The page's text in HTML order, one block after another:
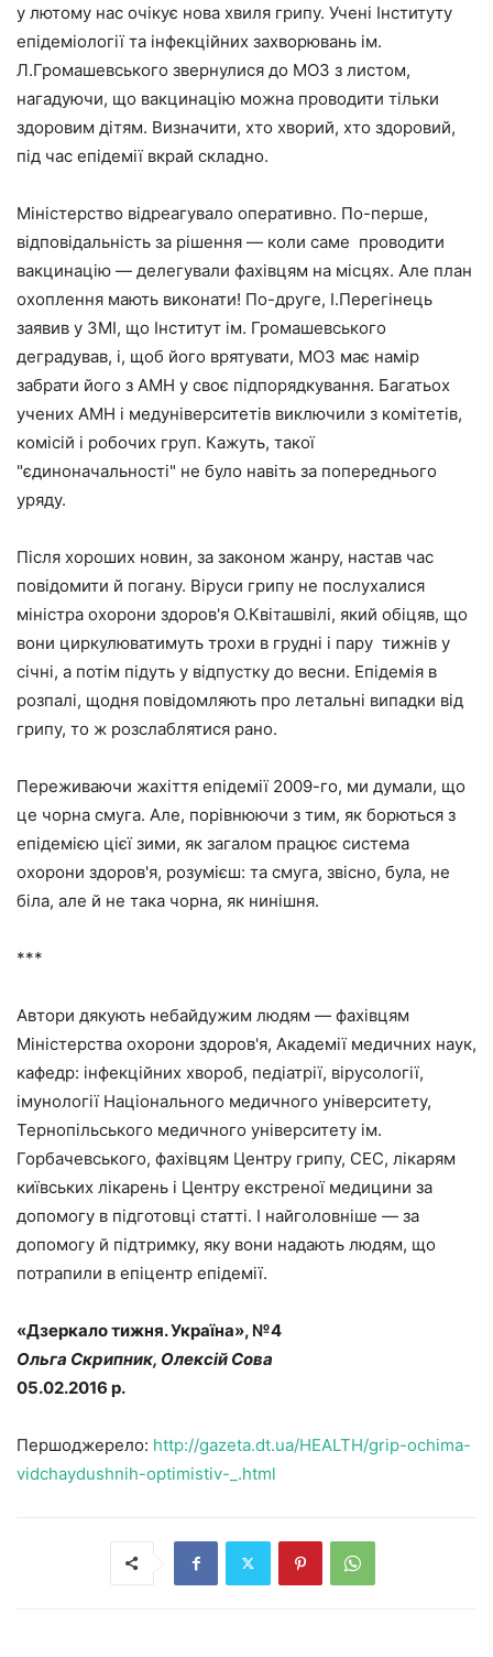
у лютому нас очікує нова хвиля грипу. Учені Інституту
епідеміології та інфекційних захворювань ім.
Л.Громашевського звернулися до МОЗ з листом,
нагадуючи, що вакцинацію можна проводити тільки
здоровим дітям. Визначити, хто хворий, хто здоровий,
під час епідемії вкрай складно.
Міністерство відреагувало оперативно. По-перше,
відповідальність за рішення — коли саме проводити
вакцинацію — делегували фахівцям на місцях. Але план
охоплення мають виконати! По-друге, І.Перегінець
заявив у ЗМІ, що Інститут ім. Громашевського
деградував, і, щоб його врятувати, МОЗ має намір
забрати його з АМН у своє підпорядкування. Багатьох
учених АМН і медуніверситетів виключили з комітетів,
комісій і робочих груп. Кажуть, такої
"єдиноначальності" не було навіть за попереднього
уряду.
Після хороших новин, за законом жанру, настав час
повідомити й погану. Віруси грипу не послухалися
міністра охорони здоров'я О.Квіташвілі, який обіцяв, що
вони циркулюватимуть трохи в грудні і пару тижнів у
січні, а потім підуть у відпустку до весни. Епідемія в
розпалі, щодня повідомляють про летальні випадки від
грипу, то ж розслаблятися рано.
Переживаючи жахіття епідемії 2009-го, ми думали, що
це чорна смуга. Але, порівнюючи з тим, як борються з
епідемією цієї зими, як загалом працює система
охорони здоров'я, розумієш: та смуга, звісно, була, не
біла, але й не така чорна, як нинішня.
***
Автори дякують небайдужим людям — фахівцям
Міністерства охорони здоров'я, Академії медичних наук,
кафедр: інфекційних хвороб, педіатрії, вірусології,
імунології Національного медичного університету,
Тернопільського медичного університету ім.
Горбачевського, фахівцям Центру грипу, СЕС, лікарям
київських лікарень і Центру екстреної медицини за
допомогу в підготовці статті. І найголовніше — за
допомогу й підтримку, яку вони надають людям, що
потрапили в епіцентр епідемії.
«Дзеркало тижня. Україна», №4
Ольга Скрипник, Олексій Сова
05.02.2016 р.
Першоджерело: http://gazeta.dt.ua/HEALTH/grip-ochima-
vidchaydushnih-optimistiv-_.html